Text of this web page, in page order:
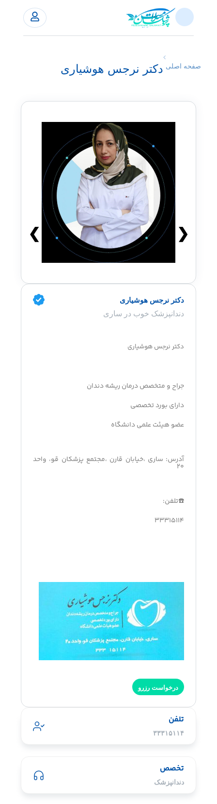
صفحه اصلی دکتر نرجس هوشیاری
❮
❯
دکتر نرجس هوشیاری
دندانپزشک خوب در ساری
دکتر نرجس هوشیاری
جراح و متخصص درمان ریشه دندان
دارای بورد تخصصی
عضو هیئت علمی دانشگاه
آدرس: ساری ،خیابان قارن ،مجتمع پزشکان قو، واحد
۲۰
☎️تلفن:
۳۳۳۱۵۱۱۴
درخواست رزرو
تلفن
۳۳۳۱۵۱۱۴
تخصص
دندانپزشک